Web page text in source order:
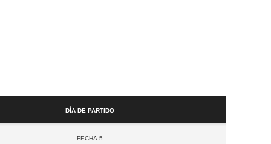
Día de partido
Fecha 5